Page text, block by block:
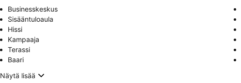
Businesskeskus
Sisääntuloaula
Hissi
Kampaaja
Terassi
Baari
Näytä lisää